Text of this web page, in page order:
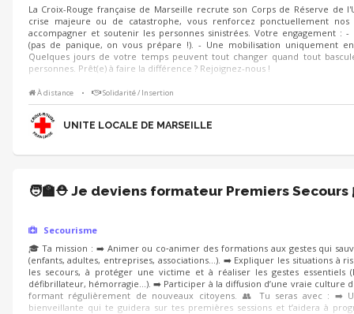
La Croix-Rouge française de Marseille recrute son Corps de Réserve de
crise majeure ou de catastrophe, vous renforcez ponctuellement
accompagner et soutenir les personnes sinistrées. Votre engagement :
(pas de panique, on vous prépare !). - Une mobilisation uniquement
Quelques jours de votre temps peuvent tout changer quand tout
personnes. Prêt(e) à faire la différence ? Rejoignez-nous !
À distance • Solidarité / Insertion
UNITE LOCALE DE MARSEILLE
🧑‍🏫⛑️ Je deviens formateur Premiers Secours
Secourisme
🎓 Ta mission : ➡️ Animer ou co‑animer des formations aux gestes qui
(enfants, adultes, entreprises, associations…). ➡️ Expliquer les situations à
les secours, à protéger une victime et à réaliser les gestes essentiels
défibrillateur, hémorragie…). ➡️ Participer à la diffusion d’une vraie culture
formant régulièrement de nouveaux citoyens. 👥 Tu seras avec : ➡️
bienveillante qui te guidera sur tes premières sessions et t’aidera à